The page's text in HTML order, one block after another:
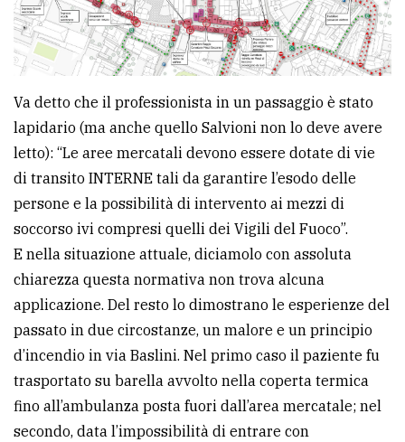
Va detto che il professionista in un passaggio è stato
lapidario (ma anche quello Salvioni non lo deve avere
letto): “Le aree mercatali devono essere dotate di vie
di transito INTERNE tali da garantire l’esodo delle
persone e la possibilità di intervento ai mezzi di
soccorso ivi compresi quelli dei Vigili del Fuoco”.
E nella situazione attuale, diciamolo con assoluta
chiarezza questa normativa non trova alcuna
applicazione. Del resto lo dimostrano le esperienze del
passato in due circostanze, un malore e un principio
d’incendio in via Baslini. Nel primo caso il paziente fu
trasportato su barella avvolto nella coperta termica
fino all’ambulanza posta fuori dall’area mercatale; nel
secondo, data l’impossibilità di entrare con